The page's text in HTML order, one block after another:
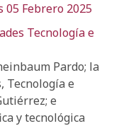
05 Febrero 2025
Tecnología e
Pardo; la
Tecnología e
e
y tecnológica